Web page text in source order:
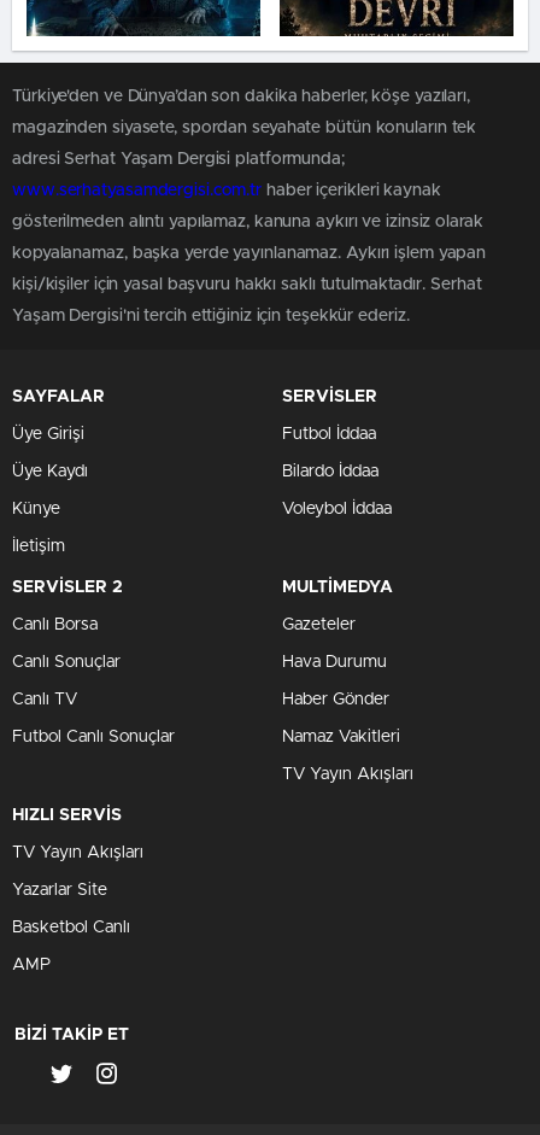
Türkiye'den ve Dünya’dan son dakika haberler, köşe yazıları,
magazinden siyasete, spordan seyahate bütün konuların tek
adresi Serhat Yaşam Dergisi platformunda;
www.serhatyasamdergisi.com.tr haber içerikleri kaynak
gösterilmeden alıntı yapılamaz, kanuna aykırı ve izinsiz olarak
kopyalanamaz, başka yerde yayınlanamaz. Aykırı işlem yapan
kişi/kişiler için yasal başvuru hakkı saklı tutulmaktadır. Serhat
Yaşam Dergisi'ni tercih ettiğiniz için teşekkür ederiz.
SAYFALAR
Üye Girişi
Üye Kaydı
Künye
İletişim
SERVİSLER
Futbol İddaa
Bilardo İddaa
Voleybol İddaa
SERVİSLER 2
Canlı Borsa
Canlı Sonuçlar
Canlı TV
Futbol Canlı Sonuçlar
MULTİMEDYA
Gazeteler
Hava Durumu
Haber Gönder
Namaz Vakitleri
TV Yayın Akışları
HIZLI SERVİS
TV Yayın Akışları
Yazarlar Site
Basketbol Canlı
AMP
BİZİ TAKİP ET